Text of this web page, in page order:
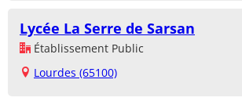
Lycée La Serre de Sarsan
Établissement Public
Lourdes (65100)